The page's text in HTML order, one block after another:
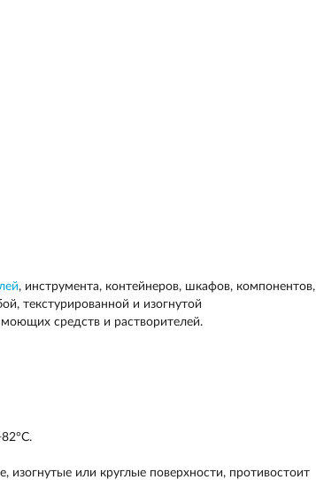
, инструмента, контейнеров, шкафов, компонентов,
текстурированной и изогнутой
средств и растворителей.
изогнутые или круглые поверхности, противостоит